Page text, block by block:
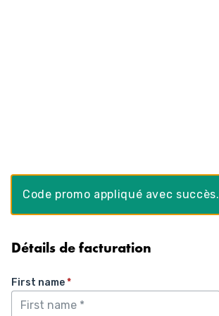
Code promo appliqué avec succès.
Détails de facturation
First name*